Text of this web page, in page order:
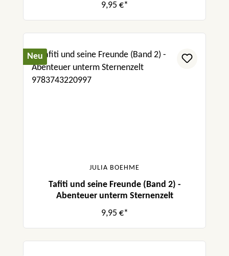
9,95 €*
Neu
JULIA BOEHME
Tafiti und seine Freunde (Band 2) -
Abenteuer unterm Sternenzelt
9,95 €*